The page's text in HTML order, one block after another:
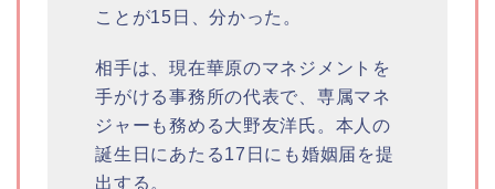
ことが15日、分かった。
相手は、現在華原のマネジメントを
手がける事務所の代表で、専属マネ
ジャーも務める大野友洋氏。本人の
誕生日にあたる17日にも婚姻届を提
出する。